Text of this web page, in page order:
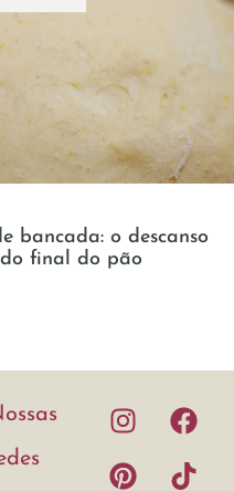
bancada: o descanso
final do pão